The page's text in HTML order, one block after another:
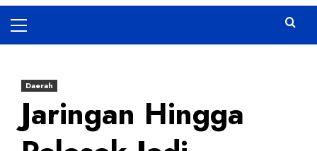
Menu
Daerah
Jaringan Hingga